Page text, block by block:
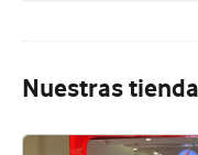
Nuestras